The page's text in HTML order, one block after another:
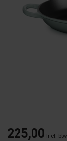
225,00 Incl. btw